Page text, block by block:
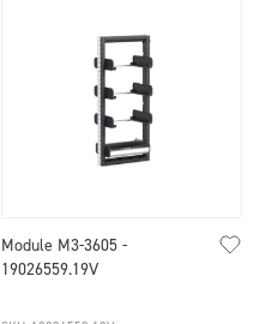
Module M3-3605 -
19026559.19V